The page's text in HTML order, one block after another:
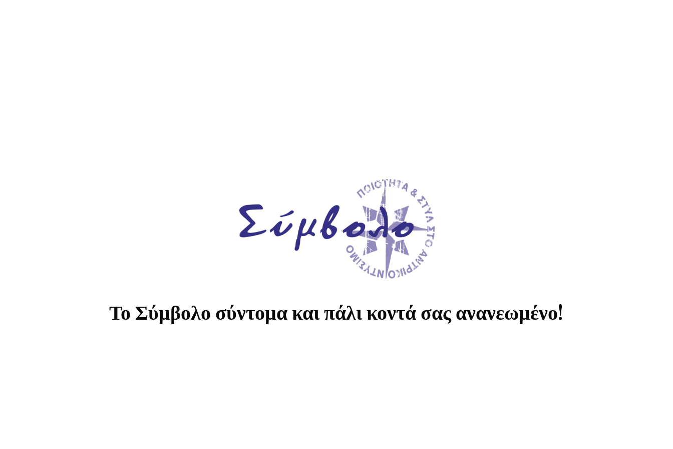
Το Σύμβολο σύντομα και πάλι κοντά σας ανανεωμένο!